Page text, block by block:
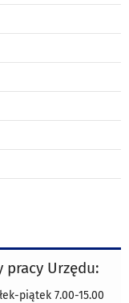
pracy Urzędu:
piątek 7.00-15.00